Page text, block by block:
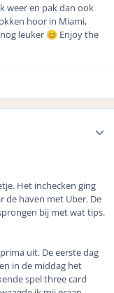
weer en pak dan ook
hoor in Miami,
leuker 😊 Enjoy the
Het inchecken ging
de haven met Uber. De
bij met wat tips.
uit. De eerste dag
in de middag het
spel three card